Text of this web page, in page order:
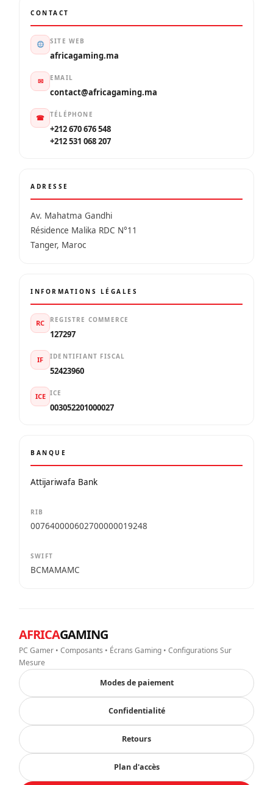
CONTACT
SITE WEB
africagaming.ma
✉ EMAIL
contact@africagaming.ma
☎ TÉLÉPHONE
+212 670 676 548
+212 531 068 207
ADRESSE
Av. Mahatma Gandhi
Résidence Malika RDC N°11
Tanger, Maroc
INFORMATIONS LÉGALES
RC REGISTRE COMMERCE
127297
IF IDENTIFIANT FISCAL
52423960
ICE ICE
003052201000027
BANQUE
Attijariwafa Bank
RIB
007640000602700000019248
SWIFT
BCMAMAMC
AFRICAGAMING
PC Gamer • Composants • Écrans Gaming • Configurations Sur
Mesure
Modes de paiement
Confidentialité
Retours
Plan d'accès